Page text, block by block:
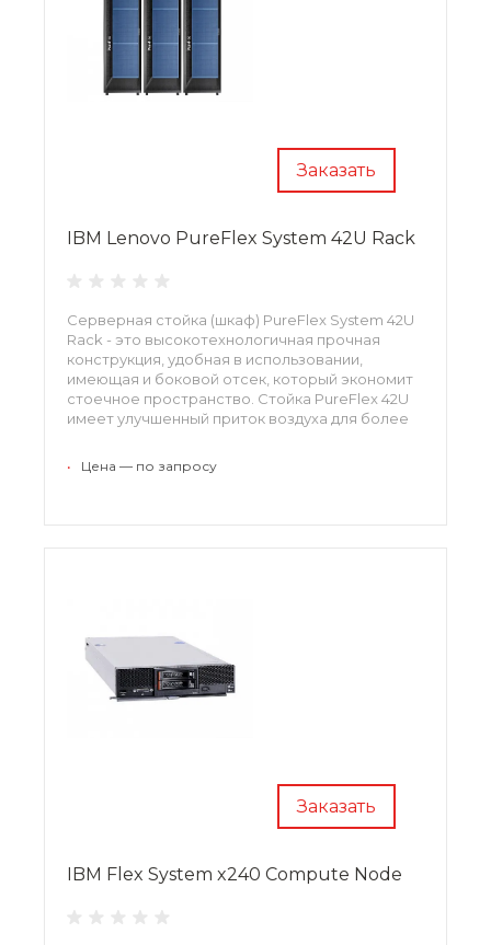
Заказать
IBM Lenovo PureFlex System 42U Rack
Серверная стойка (шкаф) PureFlex System 42U
Rack - это высокотехнологичная прочная
конструкция, удобная в использовании,
имеющая и боковой отсек, который экономит
стоечное пространство. Стойка PureFlex 42U
имеет улучшенный приток воздуха для более
• Цена — по запросу
Заказать
IBM Flex System x240 Compute Node